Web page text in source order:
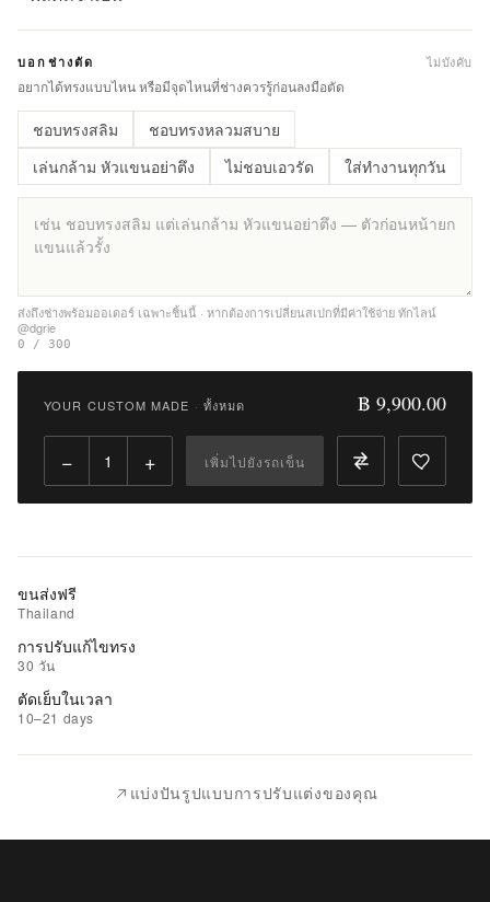
Qty:
เพิ่ม
ไป
ยัง
เข็น
รายการ
ที่
ชอบ
เปรียบ
บอกช่างตัด ไม่บังคับ
อยากได้ทรงแบบไหน หรือมีจุดไหนที่ช่างควรรู้ก่อนลงมือตัด
ชอบทรงสลิม
ชอบทรงหลวมสบาย
เล่นกล้าม หัวแขนอย่าตึง
ไม่ชอบเอวรัด ใส่ทำงานทุกวัน
ส่งถึงช่างพร้อมออเดอร์ เฉพาะชิ้นนี้ · หากต้องการเปลี่ยนสเปกที่มีค่าใช้จ่าย ทักไลน์
@dgrie
0 / 300
YOUR CUSTOM MADE · ทั้งหมด ฿ 9,900.00
− + เพิ่มไปยังรถเข็น
ขนส่งฟรี
Thailand
การปรับแก้ไขทรง
30 วัน
ตัดเย็บในเวลา
10–21 days
แบ่งปันรูปแบบการปรับแต่งของคุณ